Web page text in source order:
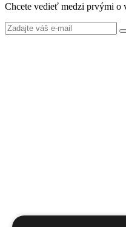
Chcete vedieť medzi prvými o